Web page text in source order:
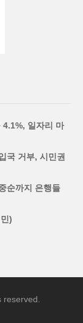
4.1%, 일자리 마
국 거부, 시민권
순까지 은행들
)